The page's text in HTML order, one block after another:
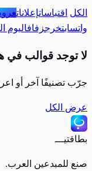
الكل اقتباساتإعلانات
واتسابتخرجزفافاليوم
لا توجد قوالب في
جرّب تصنيفًا آخر أو
عرض الكل
بطاقتيـــ
صنع للمبدعين العرب.